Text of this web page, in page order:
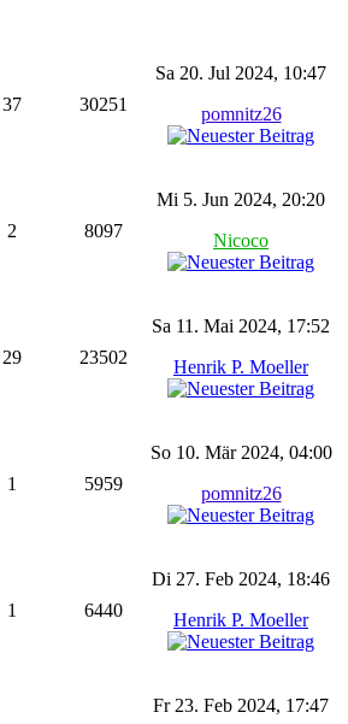
37 30251
Sa 20. Jul 2024, 10:47
pomnitz26
2 8097
Mi 5. Jun 2024, 20:20
Nicoco
29 23502
Sa 11. Mai 2024, 17:52
Henrik P. Moeller
1 5959
So 10. Mär 2024, 04:00
pomnitz26
1 6440
Di 27. Feb 2024, 18:46
Henrik P. Moeller
Fr 23. Feb 2024, 17:47